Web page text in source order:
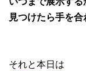
見つけたら手を合
それと本日は